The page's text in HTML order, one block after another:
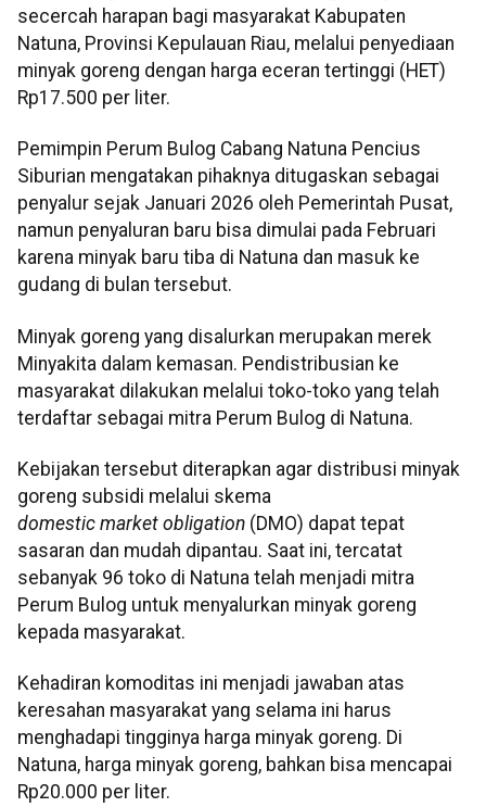
secercah harapan bagi masyarakat Kabupaten
Natuna, Provinsi Kepulauan Riau, melalui penyediaan
minyak goreng dengan harga eceran tertinggi (HET)
Rp17.500 per liter.
Pemimpin Perum Bulog Cabang Natuna Pencius
Siburian mengatakan pihaknya ditugaskan sebagai
penyalur sejak Januari 2026 oleh Pemerintah Pusat,
namun penyaluran baru bisa dimulai pada Februari
karena minyak baru tiba di Natuna dan masuk ke
gudang di bulan tersebut.
Minyak goreng yang disalurkan merupakan merek
Minyakita dalam kemasan. Pendistribusian ke
masyarakat dilakukan melalui toko-toko yang telah
terdaftar sebagai mitra Perum Bulog di Natuna.
Kebijakan tersebut diterapkan agar distribusi minyak
goreng subsidi melalui skema
domestic market obligation (DMO) dapat tepat
sasaran dan mudah dipantau. Saat ini, tercatat
sebanyak 96 toko di Natuna telah menjadi mitra
Perum Bulog untuk menyalurkan minyak goreng
kepada masyarakat.
Kehadiran komoditas ini menjadi jawaban atas
keresahan masyarakat yang selama ini harus
menghadapi tingginya harga minyak goreng. Di
Natuna, harga minyak goreng, bahkan bisa mencapai
Rp20.000 per liter.